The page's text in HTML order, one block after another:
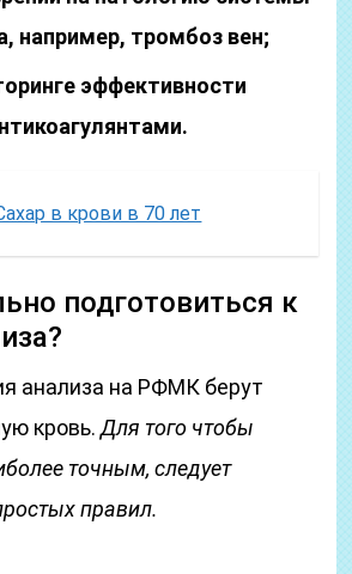
например, тромбоз вен;
эффективности
в крови в 70 лет
подготовиться к
анализа на РФМК берут
кровь.Для того чтобы
точным, следует
правил.